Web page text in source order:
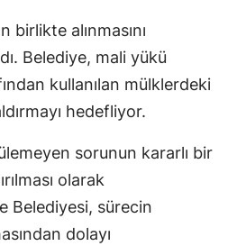
birlikte alınmasını
Belediye, mali yükü
kullanılan mülklerdeki
hedefliyor.
sorunun kararlı bir
olarak
Belediyesi, sürecin
dolayı